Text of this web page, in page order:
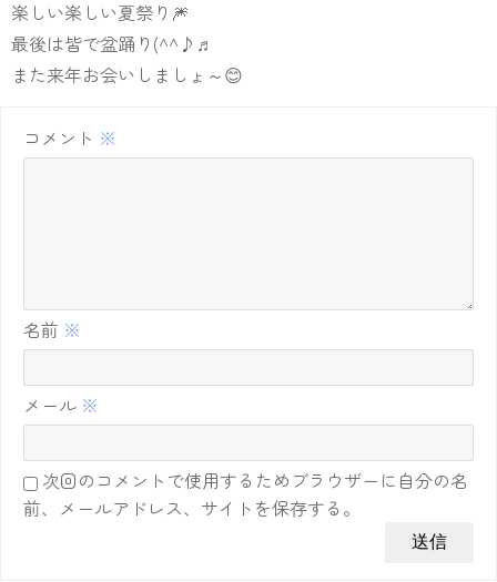
楽しい楽しい夏祭り🎆
最後は皆で盆踊り(^^♪♬
また来年お会いしましょ～😊
コメント ※
名前 ※
メール ※
次回のコメントで使用するためブラウザーに自分の名
前、メールアドレス、サイトを保存する。